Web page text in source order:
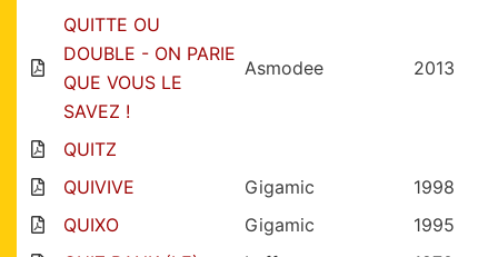
QUITTE OU
DOUBLE - ON PARIE
QUE VOUS LE
SAVEZ !
Asmodee 2013
QUITZ
QUIVIVE
Gigamic
1998
QUIXO
Gigamic
1995